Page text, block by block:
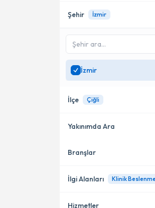
Şehir İzmir
İzmir
İlçe Çiğli
Karşıyaka
Bayraklı
Yakınımda Ara
Konumuma yakın uzmanları
Branşlar
İlgi Alanları Klinik
Hizmetler